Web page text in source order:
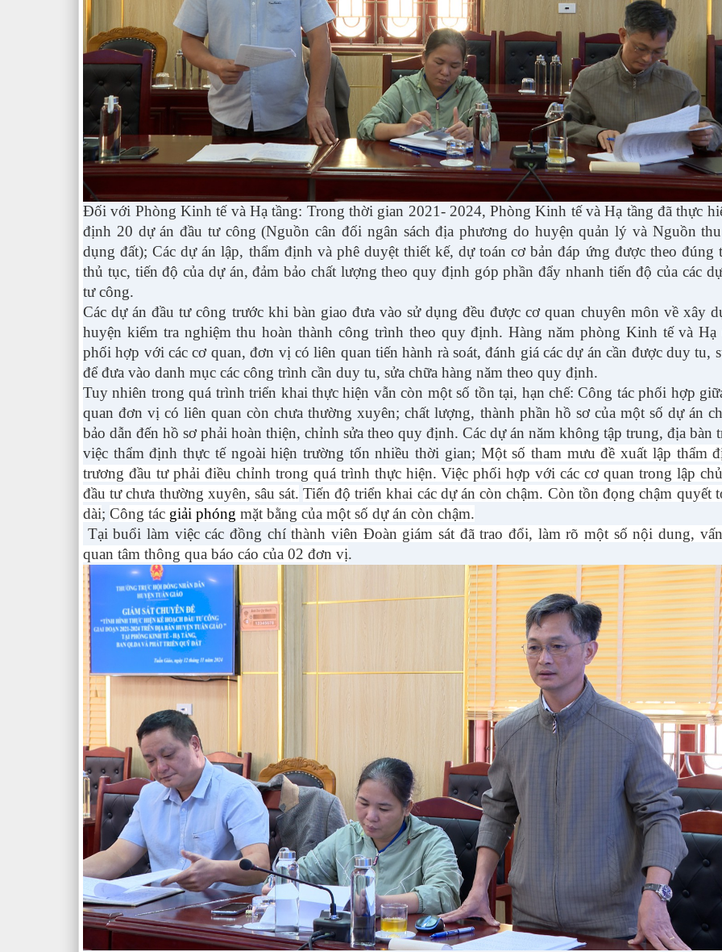
Đối với Phòng Kinh tế và Hạ tầng: Trong thời gian 2021- 2024, Phòng Kinh tế và Hạ tầng đã thực
định 20 dự án đầu tư công (Nguồn cân đối ngân sách địa phương do huyện quản lý và Nguồn
dụng đất); Các dự án lập, thẩm định và phê duyệt thiết kế, dự toán cơ bản đáp ứng được theo đúng
thủ tục, tiến độ của dự án, đảm bảo chất lượng theo quy định góp phần đẩy nhanh tiến độ của các
tư công.
Các dự án đầu tư công trước khi bàn giao đưa vào sử dụng đều được cơ quan chuyên môn về xây
huyện kiểm tra nghiệm thu hoàn thành công trình theo quy định. Hàng năm phòng Kinh tế và Hạ
phối hợp với các cơ quan, đơn vị có liên quan tiến hành rà soát, đánh giá các dự án cần được duy tu,
để đưa vào danh mục các công trình cần duy tu, sửa chữa hàng năm theo quy định.
Tuy nhiên trong quá trình triển khai thực hiện vẫn còn một số tồn tại, hạn chế: Công tác phối hợp
quan đơn vị có liên quan còn chưa thường xuyên; chất lượng, thành phần hồ sơ của một số dự án
bảo dẫn đến hồ sơ phải hoàn thiện, chỉnh sửa theo quy định. Các dự án năm không tập trung, địa bàn
việc thẩm định thực tế ngoài hiện trường tốn nhiều thời gian; Một số tham mưu đề xuất lập thẩm
trương đầu tư phải điều chỉnh trong quá trình thực hiện. Việc phối hợp với các cơ quan trong lập
đầu tư chưa thường xuyên, sâu sát. Tiến độ triển khai cácdự án còn chậm. Còn tồn đọng chậm quyết
dài; Công tác giải phóng mặt bằng của một số dự án còn chậm.
Tại buổi làm việc các đồng chíthành viên Đoàn giám sát đã trao đổi, làm rõ một số nội dung,
quan tâm thông qua báo cáo của 02 đơn vị.